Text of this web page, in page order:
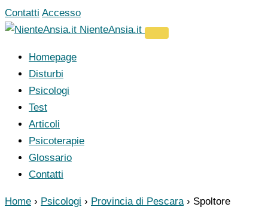
Vai
al
Contatti Accesso
NienteAnsia.it
Homepage
Disturbi
Psicologi
Test
Articoli
Psicoterapie
Glossario
Contatti
Home › Psicologi › Provincia di Pescara › Spoltore